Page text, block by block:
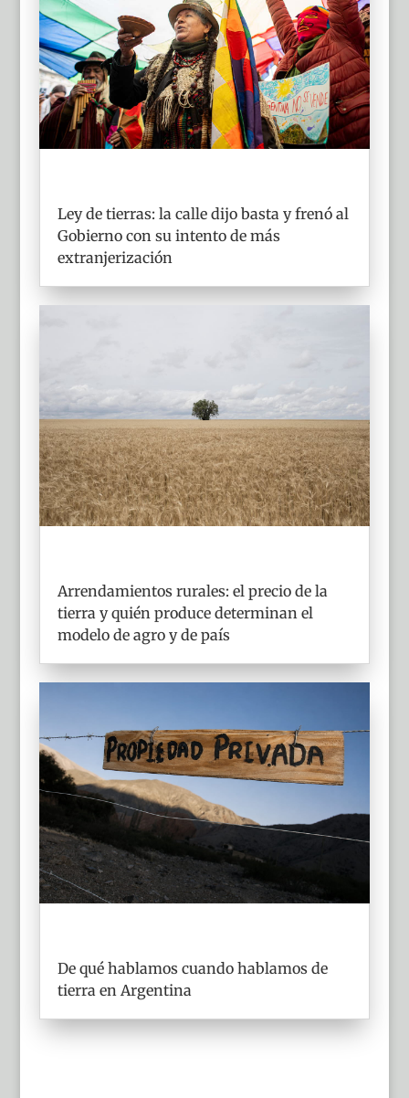
Ley de tierras: la calle dijo basta y frenó al
Gobierno con su intento de más
extranjerización
Arrendamientos rurales: el precio de la
tierra y quién produce determinan el
modelo de agro y de país
De qué hablamos cuando hablamos de
tierra en Argentina